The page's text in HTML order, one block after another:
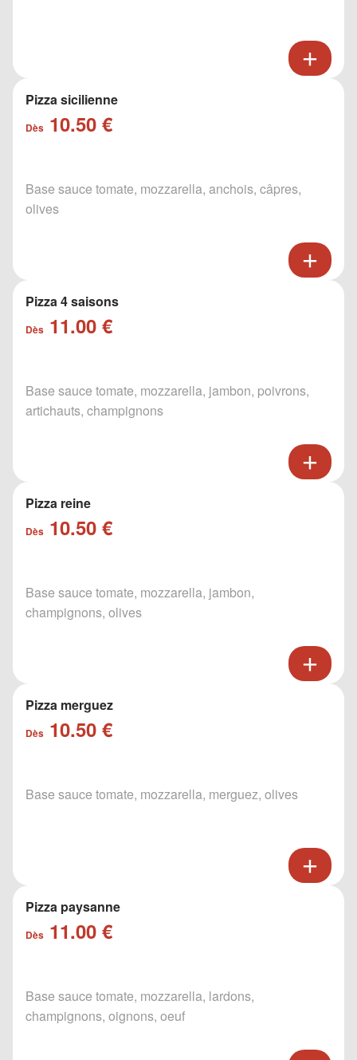
Pizza sicilienne
Dès 10.50 €
Base sauce tomate, mozzarella, anchois, câpres,
olives
Pizza 4 saisons
Dès 11.00 €
Base sauce tomate, mozzarella, jambon, poivrons,
artichauts, champignons
Pizza reine
Dès 10.50 €
Base sauce tomate, mozzarella, jambon,
champignons, olives
Pizza merguez
Dès 10.50 €
Base sauce tomate, mozzarella, merguez, olives
Pizza paysanne
Dès 11.00 €
Base sauce tomate, mozzarella, lardons,
champignons, oignons, oeuf